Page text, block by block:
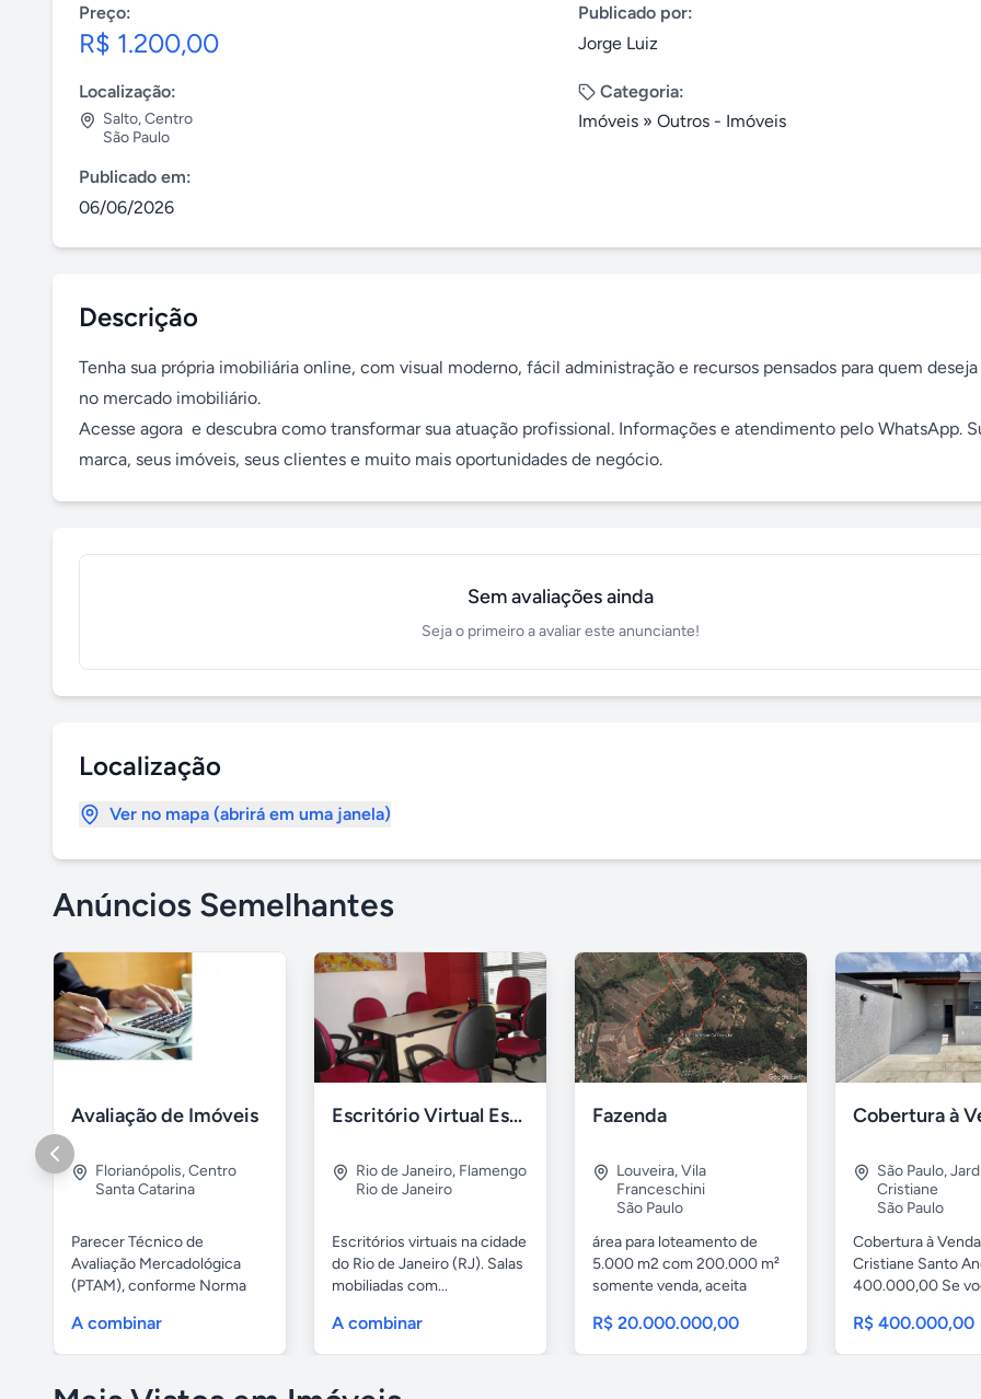
Preço:
R$ 1.200,00
Publicado por:
Jorge Luiz
Localização:
Salto,Centro
São Paulo
Categoria:
Imóveis » Outros - Imóveis
Publicado em:
06/06/2026
Descrição
Tenha sua própria imobiliária online, com visual moderno, fácil administração e recursos pensados para quem
no mercado imobiliário.
Acesse agora  e descubra como transformar sua atuação profissional. Informações e atendimento pelo WhatsApp.
marca, seus imóveis, seus clientes e muito mais oportunidades de negócio.
Sem avaliações ainda
Seja o primeiro a avaliar este anunciante!
Localização
Ver no mapa (abrirá em uma janela)
Anúncios Semelhantes
Avaliação de Imóveis
Florianópolis,Centro
Santa Catarina
Parecer Técnico de
Avaliação Mercadológica
(PTAM), conforme Norma
A combinar
Escritório Virtual Espaço 2D
Rio de Janeiro, Flamengo
Rio de Janeiro
Escritórios virtuais na cidade
do Rio de Janeiro (RJ). Salas
mobiliadas com...
A combinar
Fazenda
Louveira,Vila
Franceschini
São Paulo
área para loteamento de
5.000 m2 com 200.000 m²
somente venda, aceita
R$ 20.000.000,00
São Paulo,
Cristiane
São Paulo
Cobertura à
Cristiane Santo
400.000,00 Se
R$ 400.000,00